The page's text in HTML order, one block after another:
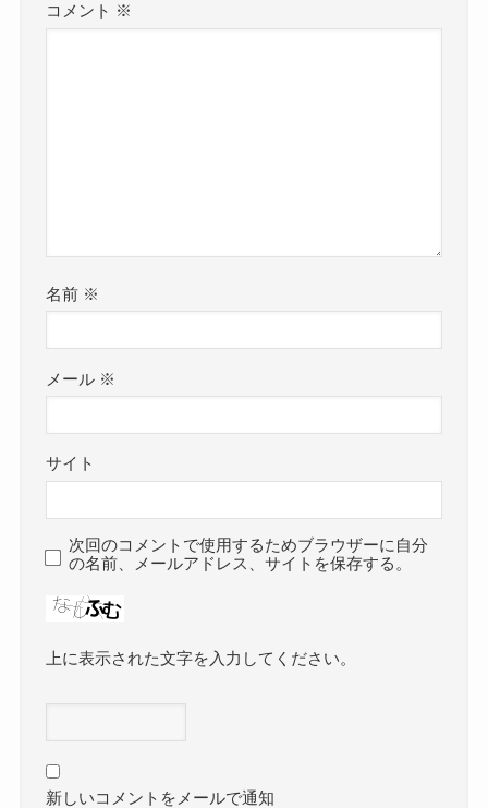
コメント ※
名前 ※
メール ※
サイト
次回のコメントで使用するためブラウザーに自分
の名前、メールアドレス、サイトを保存する。
上に表示された文字を入力してください。
新しいコメントをメールで通知